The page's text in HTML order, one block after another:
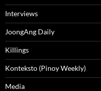
Interviews
JoongAng Daily
Killings
Konteksto (Pinoy Weekly)
Media